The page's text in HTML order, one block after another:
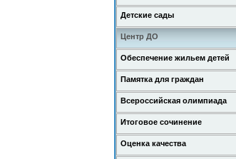
Детские сады
Центр ДО
Обеспечение жильем детей
Памятка для граждан
Всероссийская олимпиада
Итоговое сочинение
Оценка качества